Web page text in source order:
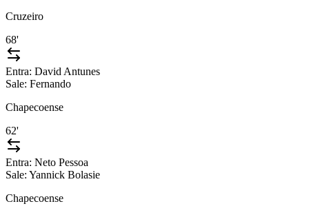
Cruzeiro
68'
Entra: David Antunes
Sale: Fernando
Chapecoense
62'
Entra: Neto Pessoa
Sale: Yannick Bolasie
Chapecoense